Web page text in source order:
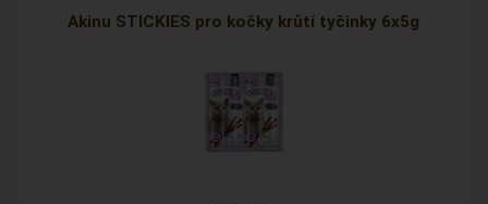
Akinu STICKIES pro kočky krůtí tyčinky 6x5g